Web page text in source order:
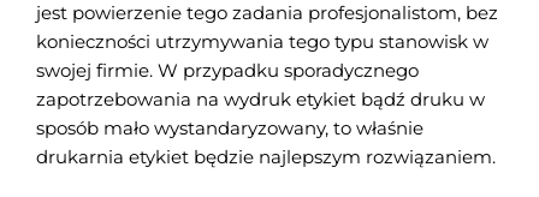
jest powierzenie tego zadania profesjonalistom, bez
konieczności utrzymywania tego typu stanowisk w
swojej firmie. W przypadku sporadycznego
zapotrzebowania na wydruk etykiet bądź druku w
sposób mało wystandaryzowany, to właśnie
drukarnia etykiet będzie najlepszym rozwiązaniem.